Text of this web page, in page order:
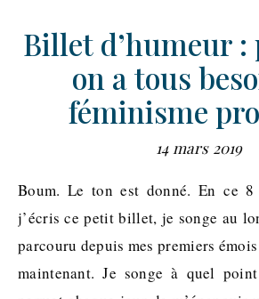
Billet d’humeur :
on a tous
féminisme
14 mars 2019
Boum. Le ton est donné. En ce 8 mars, moment où
j’écris ce petit billet, je songe au
parcouru depuis mes premiers
maintenant. Je songe à quel